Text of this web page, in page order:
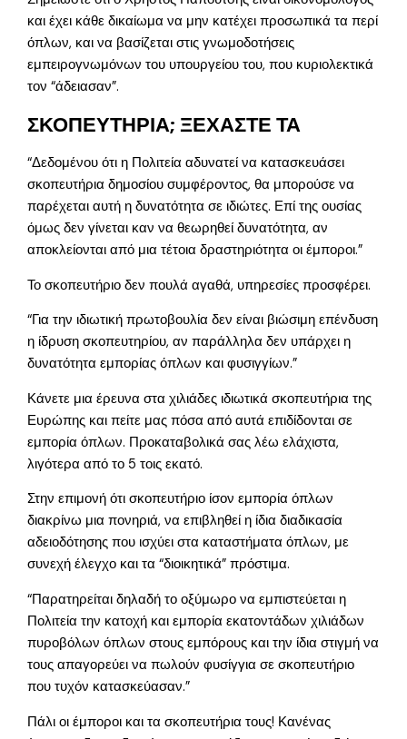
και έχει κάθε δικαίωμα να μην κατέχει προσωπικά τα περί
όπλων, και να βασίζεται στις γνωμοδοτήσεις
εμπειρογνωμόνων του υπουργείου του, που κυριολεκτικά
τον “άδειασαν”.
ΣΚΟΠΕΥΤΗΡΙΑ; ΞΕΧΑΣΤΕ ΤΑ
“Δεδομένου ότι η Πολιτεία αδυνατεί να κατασκευάσει
σκοπευτήρια δημοσίου συμφέροντος, θα μπορούσε να
παρέχεται αυτή η δυνατότητα σε ιδιώτες. Επί της ουσίας
όμως δεν γίνεται καν να θεωρηθεί δυνατότητα, αν
αποκλείονται από μια τέτοια δραστηριότητα οι έμποροι.”
Το σκοπευτήριο δεν πουλά αγαθά, υπηρεσίες προσφέρει.
“Για την ιδιωτική πρωτοβουλία δεν είναι βιώσιμη επένδυση
η ίδρυση σκοπευτηρίου, αν παράλληλα δεν υπάρχει η
δυνατότητα εμπορίας όπλων και φυσιγγίων.”
Κάνετε μια έρευνα στα χιλιάδες ιδιωτικά σκοπευτήρια της
Ευρώπης και πείτε μας πόσα από αυτά επιδίδονται σε
εμπορία όπλων. Προκαταβολικά σας λέω ελάχιστα,
λιγότερα από το 5 τοις εκατό.
Στην επιμονή ότι σκοπευτήριο ίσον εμπορία όπλων
διακρίνω μια πονηριά, να επιβληθεί η ίδια διαδικασία
αδειοδότησης που ισχύει στα καταστήματα όπλων, με
συνεχή έλεγχο και τα “διοικητικά” πρόστιμα.
“Παρατηρείται δηλαδή το οξύμωρο να εμπιστεύεται η
Πολιτεία την κατοχή και εμπορία εκατοντάδων χιλιάδων
πυροβόλων όπλων στους εμπόρους και την ίδια στιγμή να
τους απαγορεύει να πωλούν φυσίγγια σε σκοπευτήριο
που τυχόν κατασκεύασαν.”
Πάλι οι έμποροι και τα σκοπευτήρια τους! Κανένας